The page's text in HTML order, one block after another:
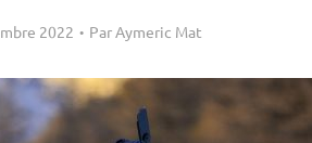
2022 ParAymeric Mat